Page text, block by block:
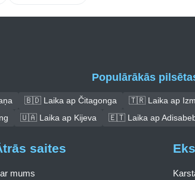
Populārākās
🇧🇩 Laika ap Čitagonga 🇹🇷 Laika ap
🇺🇦 Laika ap Kijeva 🇪🇹 Laika ap
saites
mums